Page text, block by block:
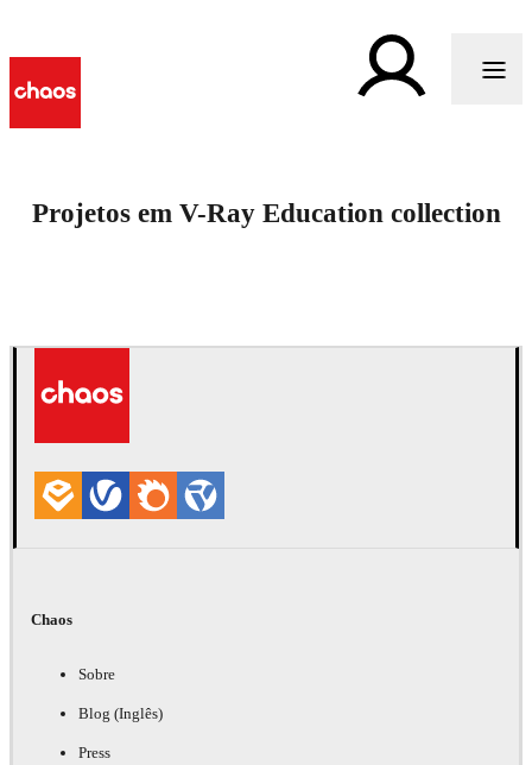
Projetos em V-Ray Education collection
Chaos
Sobre
Blog (Inglês)
Press